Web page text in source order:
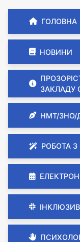
ГОЛОВНА
НОВИНИ
ЗАКЛАДУ
НМТ/ЗНО/
РОБОТА